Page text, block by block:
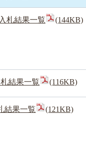
札結果一覧 (144KB)
結果一覧 (116KB)
結果一覧 (121KB)